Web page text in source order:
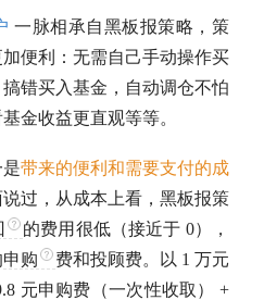
一脉相承自黑板报策略，策
便利：无需自己手动操作买
错买入基金，自动调仓不怕
金收益更直观等等。
带来的便利和需要支付的成
说过，从成本上看，黑板报策
的费用很低（接近于 0），
申购
费和投顾费。以 1 万元
元申购费（一次性收取） +